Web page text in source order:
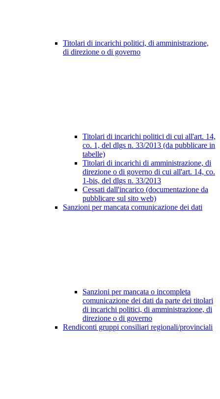
Titolari di incarichi politici, di amministrazione,
di direzione o di governo
Titolari di incarichi politici di cui all'art. 14,
co. 1, del dlgs n. 33/2013 (da pubblicare in
tabelle)
Titolari di incarichi di amministrazione, di
direzione o di governo di cui all'art. 14, co.
1-bis, del dlgs n. 33/2013
Cessati dall'incarico (documentazione da
pubblicare sul sito web)
Sanzioni per mancata comunicazione dei dati
Sanzioni per mancata o incompleta
comunicazione dei dati da parte dei titolari
di incarichi politici, di amministrazione, di
direzione o di governo
Rendiconti gruppi consiliari regionali/provinciali